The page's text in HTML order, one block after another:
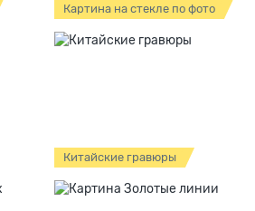
Картина на стекле по фото
Китайские гравюры